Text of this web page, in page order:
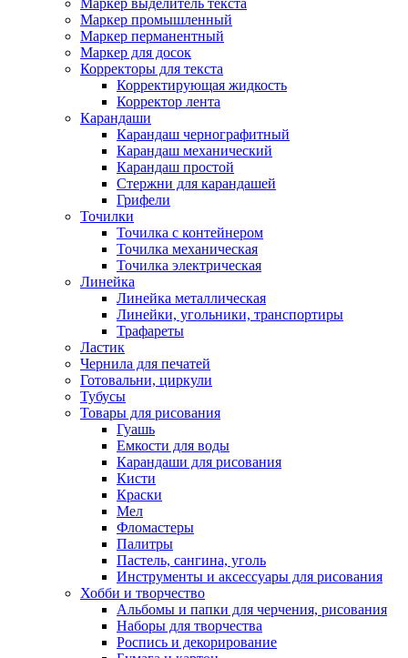
Маркер промышленный
Маркер перманентный
Маркер для досок
Корректоры для текста
Корректирующая жидкость
Корректор лента
Карандаши
Карандаш чернографитный
Карандаш механический
Карандаш простой
Стержни для карандашей
Грифели
Точилки
Точилка с контейнером
Точилка механическая
Точилка электрическая
Линейка
Линейка металлическая
Линейки, угольники, транспортиры
Трафареты
Ластик
Чернила для печатей
Готовальни, циркули
Тубусы
Товары для рисования
Гуашь
Емкости для воды
Карандаши для рисования
Кисти
Краски
Мел
Фломастеры
Палитры
Пастель, сангина, уголь
Инструменты и аксессуары для рисования
Хобби и творчество
Альбомы и папки для черчения, рисования
Наборы для творчества
Роспись и декорирование